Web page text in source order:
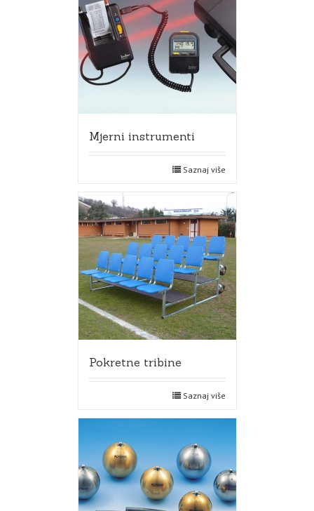
Mjerni instrumenti
Saznaj više
Pokretne tribine
Saznaj više